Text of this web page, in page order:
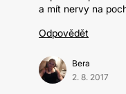
a mít nervy na
Odpovědět
Bera
2. 8. 2017